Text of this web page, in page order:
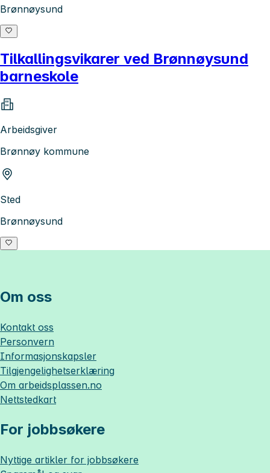
Brønnøysund
Tilkallingsvikarer ved Brønnøysund
barneskole
Arbeidsgiver
Brønnøy kommune
Sted
Brønnøysund
Om oss
Kontakt oss
Personvern
Informasjonskapsler
Tilgjengelighetserklæring
Om arbeidsplassen.no
Nettstedkart
For jobbsøkere
Nyttige artikler for jobbsøkere